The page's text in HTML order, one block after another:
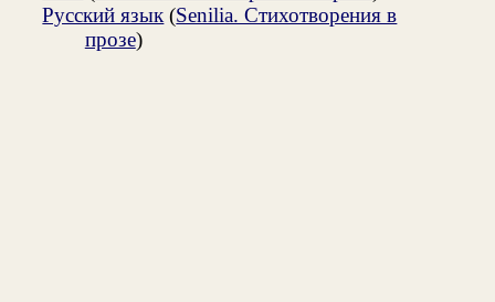
Русский язык (Senilia. Стихотворения в
прозе)